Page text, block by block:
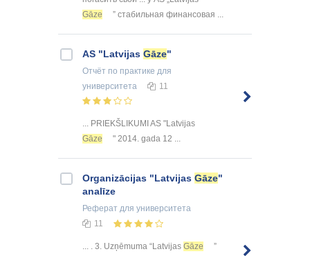
Gāze
” стабильная финансовая ...
AS "Latvijas Gāze"
Отчёт по практике для
университета
11
... PRIEKŠLIKUMI AS "Latvijas
Gāze
" 2014. gada 12 ...
Organizācijas "Latvijas Gāze"
analīze
Реферат для университета
11
... . 3. Uzņēmuma “Latvijas Gāze
”